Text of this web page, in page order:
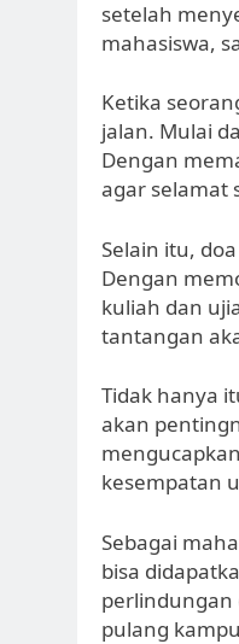
setelah
mahasiswa,
Ketika
jalan. Mulai
Dengan
agar selamat
Selain itu,
Dengan
kuliah dan
tantangan
Tidak hanya
akan
kesempatan
Sebagai
bisa
perlindungan
pulang